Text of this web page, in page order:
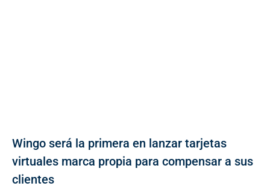
Wingo será la primera en lanzar tarjetas
virtuales marca propia para compensar a sus
clientes